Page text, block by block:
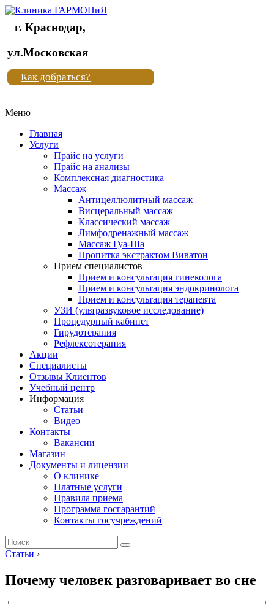
Клиника
"Новая
жизнь"
Клиника
жизнь"
г. Краснодар,
ул.Московская
Как добраться?
Меню
Главная
Услуги
Прайс на услуги
Прайс на анализы
Комплексная диагностика
Массаж
Антицеллюлитный массаж
Висцеральный массаж
Классический массаж
Лимфодренажный массаж
Массаж Гуа-Ша
Пропитка экстрактом Виватон
Прием специалистов
Прием и консультация гинеколога
Прием и консультация эндокринолога
Прием и консультация терапевта
УЗИ (ультразвуковое исследование)
Процедурный кабинет
Гирудотерапия
Рефлексотерапия
Акции
Специалисты
Отзывы Клиентов
Учебный центр
Информация
Статьи
Видео
Контакты
Вакансии
Магазин
Документы и лицензии
О клинике
Платные услуги
Правила приема
Программа госгарантий
Контакты госучреждений
Статьи ›
Почему человек разговаривает во сне